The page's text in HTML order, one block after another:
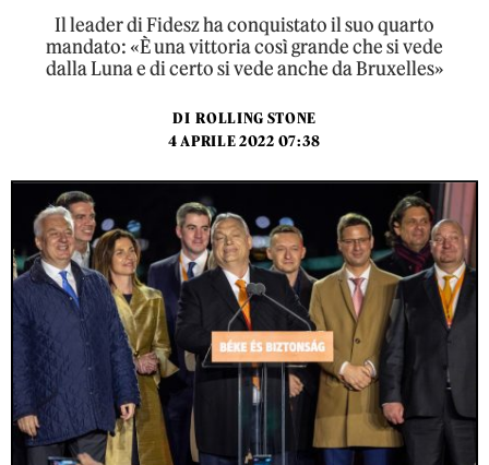
Il leader di Fidesz ha conquistato il suo quarto
mandato: «È una vittoria così grande che si vede
dalla Luna e di certo si vede anche da Bruxelles»
DI ROLLING STONE
4 APRILE 2022 07:38